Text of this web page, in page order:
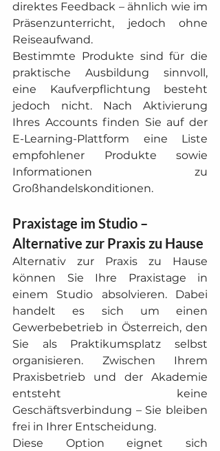
direktes Feedback – ähnlich wie im
Präsenzunterricht, jedoch ohne
Reiseaufwand.
Bestimmte Produkte sind für die
praktische Ausbildung sinnvoll,
eine Kaufverpflichtung besteht
jedoch nicht. Nach Aktivierung
Ihres Accounts finden Sie auf der
E-Learning-Plattform eine Liste
empfohlener Produkte sowie
Informationen zu
Großhandelskonditionen.
Praxistage im Studio –
Alternative zur Praxis zu Hause
Alternativ zur Praxis zu Hause
können Sie Ihre Praxistage in
einem Studio absolvieren. Dabei
handelt es sich um einen
Gewerbebetrieb in Österreich, den
Sie als Praktikumsplatz selbst
organisieren. Zwischen Ihrem
Praxisbetrieb und der Akademie
entsteht keine
Geschäftsverbindung – Sie bleiben
frei in Ihrer Entscheidung.
Diese Option eignet sich